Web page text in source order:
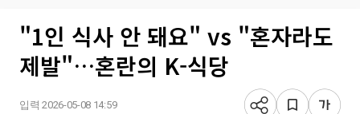
"1인 식사 안 돼요" vs "혼자라도
제발"…혼란의 K-식당
입력 2026-05-08 14:59